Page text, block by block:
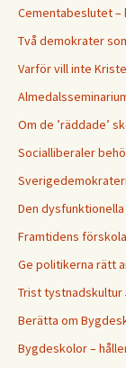
Cementabeslutet
Två demokrater
Varför vill inte
Om de ’räddade’
Socialliberaler
Den
Framtidens förskola
Ge politikerna rätt
Trist tystnadskultur
Berätta om
Bygdeskolor –